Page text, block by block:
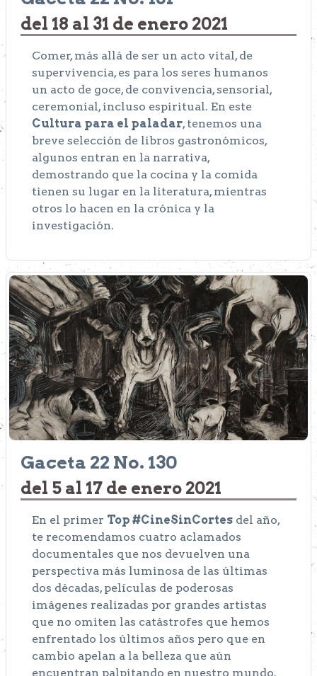
del 18 al 31 de enero 2021
Comer, más allá de ser un acto vital, de
supervivencia, es para los seres humanos
un acto de goce, de convivencia, sensorial,
ceremonial, incluso espiritual. En este
Cultura para el paladar, tenemos una
breve selección de libros gastronómicos,
algunos entran en la narrativa,
demostrando que la cocina y la comida
tienen su lugar en la literatura, mientras
otros lo hacen en la crónica y la
investigación.
Gaceta 22 No. 130
del 5 al 17 de enero 2021
En el primer Top #CineSinCortes del año,
te recomendamos cuatro aclamados
documentales que nos devuelven una
perspectiva más luminosa de las últimas
dos décadas, películas de poderosas
imágenes realizadas por grandes artistas
que no omiten las catástrofes que hemos
enfrentado los últimos años pero que en
cambio apelan a la belleza que aún
encuentran palpitando en nuestro mundo.